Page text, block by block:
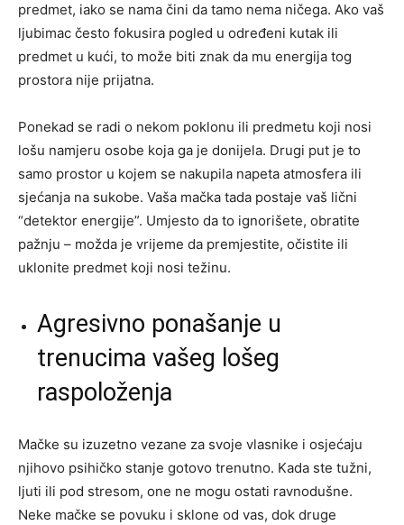
predmet, iako se nama čini da tamo nema ničega. Ako vaš
ljubimac često fokusira pogled u određeni kutak ili
predmet u kući, to može biti znak da mu energija tog
prostora nije prijatna.
Ponekad se radi o nekom poklonu ili predmetu koji nosi
lošu namjeru osobe koja ga je donijela. Drugi put je to
samo prostor u kojem se nakupila napeta atmosfera ili
sjećanja na sukobe. Vaša mačka tada postaje vaš lični
“detektor energije”. Umjesto da to ignorišete, obratite
pažnju – možda je vrijeme da premjestite, očistite ili
uklonite predmet koji nosi težinu.
Agresivno ponašanje u
trenucima vašeg lošeg
raspoloženja
Mačke su izuzetno vezane za svoje vlasnike i osjećaju
njihovo psihičko stanje gotovo trenutno. Kada ste tužni,
ljuti ili pod stresom, one ne mogu ostati ravnodušne.
Neke mačke se povuku i sklone od vas, dok druge